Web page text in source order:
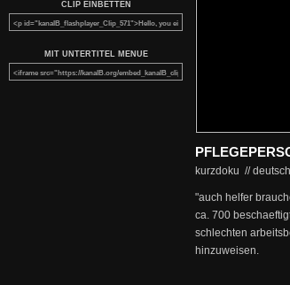
CLIP EINBETTEN
MIT UNTERTITEL MENUE
kurzdoku // deutsch
"auch helfer
ca. 700
schlechten
hinzuweisen.